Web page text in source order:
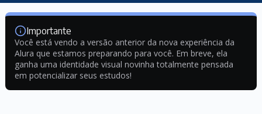
Importante
Você está vendo a versão anterior da nova experiência da
Alura que estamos preparando para você. Em breve, ela
ganha uma identidade visual novinha totalmente pensada
em potencializar seus estudos!